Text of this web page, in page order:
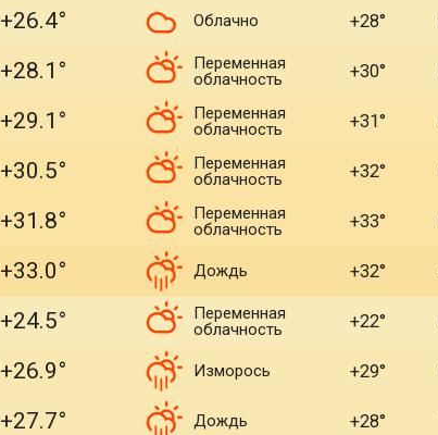
+26.4° Облачно +28°
+28.1°
Переменная
облачность
+30°
+29.1°
Переменная
облачность
+31°
+30.5°
Переменная
облачность
+32°
+31.8°
Переменная
облачность
+33°
+33.0° Дождь +32°
+24.5°
Переменная
облачность
+22°
+26.9° Изморось +29°
+27.7° Дождь +28°